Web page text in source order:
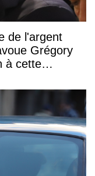
de l'argent
Grégory
à cette